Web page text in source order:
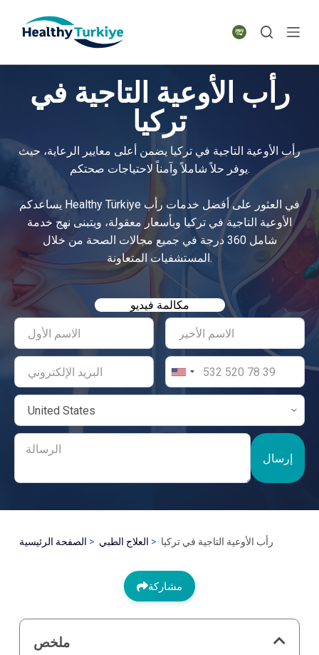
p
o
n
رأب الأوعية التاجية في
تركيا
رأب الأوعية التاجية في تركيا يضمن أعلى معايير الرعاية، حيث
يوفر حلاً شاملاً وآمناً لاحتياجات صحتكم.
يساعدكم Healthy Türkiye في العثور على أفضل خدمات رأب
الأوعية التاجية في تركيا وبأسعار معقولة، ويتبنى نهج خدمة
شامل 360 درجة في جميع مجالات الصحة من خلال
المستشفيات المتعاونة.
مكالمة فيديو
إرسال
الصفحة الرئيسية العلاج الطبي رأب الأوعية التاجية في تركيا
مشاركة
ملخص